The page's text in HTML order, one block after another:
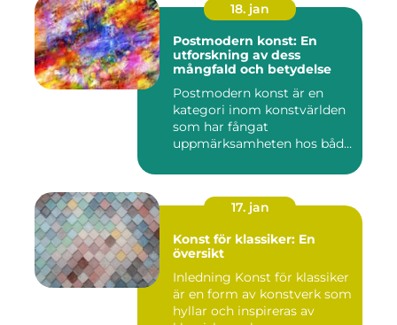
18. jan
Postmodern konst: En
utforskning av dess
mångfald och betydelse
Postmodern konst är en
kategori inom konstvärlden
som har fångat
uppmärksamheten hos både
17. jan
Konst för klassiker: En
översikt
Inledning Konst för klassiker
är en form av konstverk som
hyllar och inspireras av